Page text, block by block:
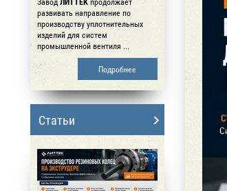
развивать направление по
производству уплотнительных
изделий для систем
промышленной вентиля ...
Подробнее
Статьи